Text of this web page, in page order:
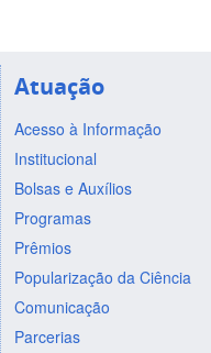
Atuação
Acesso à Informação
Institucional
Bolsas e Auxílios
Programas
Prêmios
Popularização da Ciência
Comunicação
Parcerias